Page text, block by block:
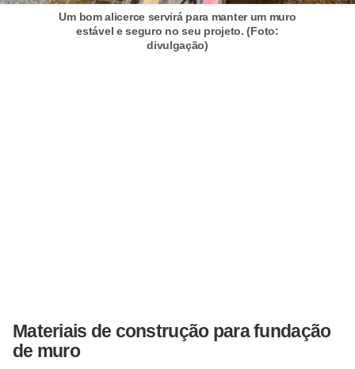
Um bom alicerce servirá para manter um muro
estável e seguro no seu projeto. (Foto:
divulgação)
Materiais de construção para fundação
de muro